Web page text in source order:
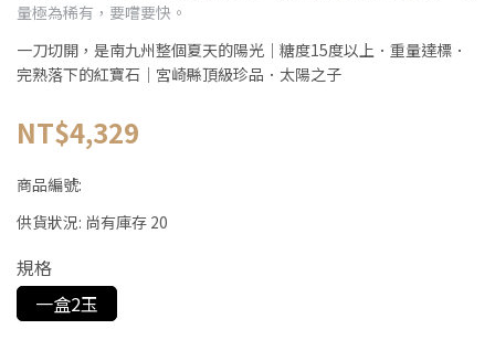
量極為稀有，要嚐要快。
一刀切開，是南九州整個夏天的陽光｜糖度15度以上．重量達標．
完熟落下的紅寶石｜宮崎縣頂級珍品．太陽之子
NT$4,329
商品編號:
供貨狀況: 尚有庫存 20
規格
一盒2玉